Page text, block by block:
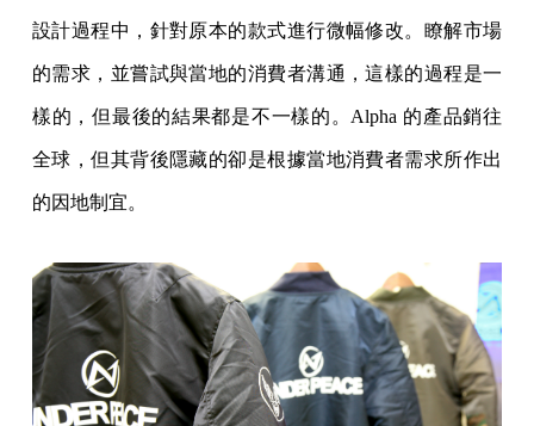
設計過程中，針對原本的款式進行微幅修改。瞭解市場
的需求，並嘗試與當地的消費者溝通，這樣的過程是一
樣的，但最後的結果都是不一樣的。Alpha 的產品銷往
全球，但其背後隱藏的卻是根據當地消費者需求所作出
的因地制宜。